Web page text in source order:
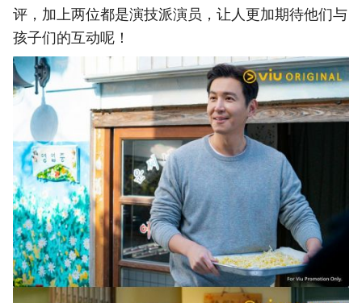
评，加上两位都是演技派演员，让人更加期待他们与
孩子们的互动呢！